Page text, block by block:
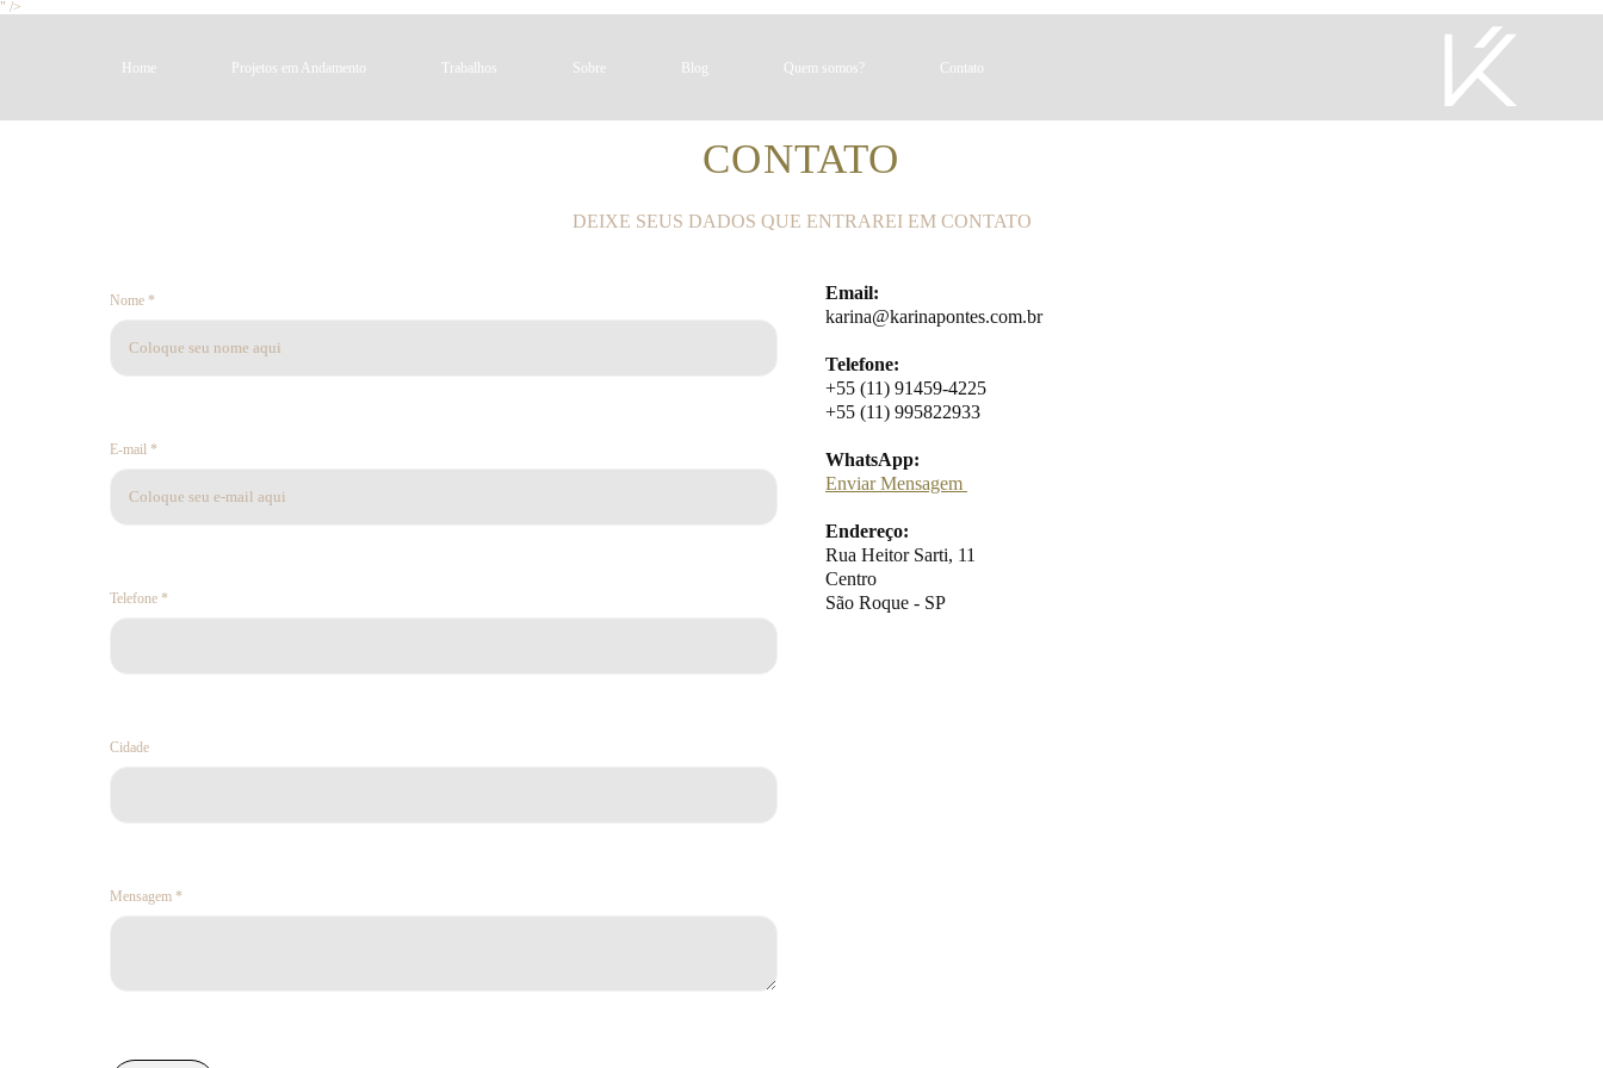
" />
Home Projetos em Andamento Trabalhos Sobre Blog Quem somos? Contato
CONTATO
DEIXE SEUS DADOS QUE ENTRAREI EM CONTATO
Nome *
E-mail *
Telefone *
Cidade
Mensagem *
Email:
karina@karinapontes.com.br
Telefone:
+55 (11) 91459-4225
+55 (11) 995822933
WhatsApp:
Enviar Mensagem
Endereço:
Rua Heitor Sarti, 11
Centro
São Roque - SP